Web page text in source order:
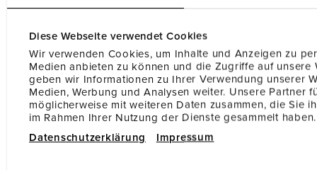
Diese Webseite verwendet Cookies
Wir verwenden Cookies, um Inhalte und Anzeigen zu
Medien anbieten zu können und die Zugriffe auf unsere
geben wir Informationen zu Ihrer Verwendung unserer
Medien, Werbung und Analysen weiter. Unsere Partner
möglicherweise mit weiteren Daten zusammen, die Sie
im Rahmen Ihrer Nutzung der Dienste gesammelt haben.
Datenschutzerklärung
Impressum
MENNEKES Wallbox-Shop
MENNEKES Wallboxen für zu Hause und
hochwertige Ladekabel online kaufen!
ZUM SHOP